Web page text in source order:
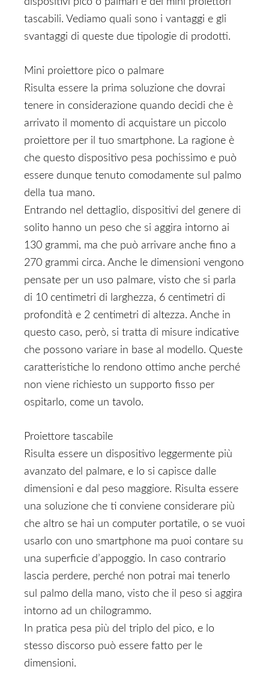
tascabili. Vediamo quali sono i vantaggi e gli
svantaggi di queste due tipologie di prodotti.
Mini proiettore pico o palmare
Risulta essere la prima soluzione che dovrai
tenere in considerazione quando decidi che è
arrivato il momento di acquistare un piccolo
proiettore per il tuo smartphone. La ragione è
che questo dispositivo pesa pochissimo e può
essere dunque tenuto comodamente sul palmo
della tua mano.
Entrando nel dettaglio, dispositivi del genere di
solito hanno un peso che si aggira intorno ai
130 grammi, ma che può arrivare anche fino a
270 grammi circa. Anche le dimensioni vengono
pensate per un uso palmare, visto che si parla
di 10 centimetri di larghezza, 6 centimetri di
profondità e 2 centimetri di altezza. Anche in
questo caso, però, si tratta di misure indicative
che possono variare in base al modello. Queste
caratteristiche lo rendono ottimo anche perché
non viene richiesto un supporto fisso per
ospitarlo, come un tavolo.
Proiettore tascabile
Risulta essere un dispositivo leggermente più
avanzato del palmare, e lo si capisce dalle
dimensioni e dal peso maggiore. Risulta essere
una soluzione che ti conviene considerare più
che altro se hai un computer portatile, o se vuoi
usarlo con uno smartphone ma puoi contare su
una superficie d’appoggio. In caso contrario
lascia perdere, perché non potrai mai tenerlo
sul palmo della mano, visto che il peso si aggira
intorno ad un chilogrammo.
In pratica pesa più del triplo del pico, e lo
stesso discorso può essere fatto per le
dimensioni.